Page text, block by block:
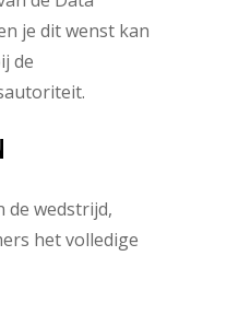
je dit wenst kan
de
de wedstrijd,
het volledige